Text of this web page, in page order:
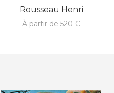
Rousseau Henri
à partir de 520 €